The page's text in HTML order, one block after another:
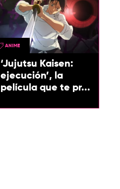
‘Jujutsu Kaisen:
ejecución’, la
película que te pr...
ANIME